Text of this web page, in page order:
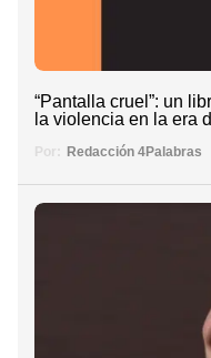
“Pantalla cruel”: un
la violencia en la era
Por: Redacción 4Palabras